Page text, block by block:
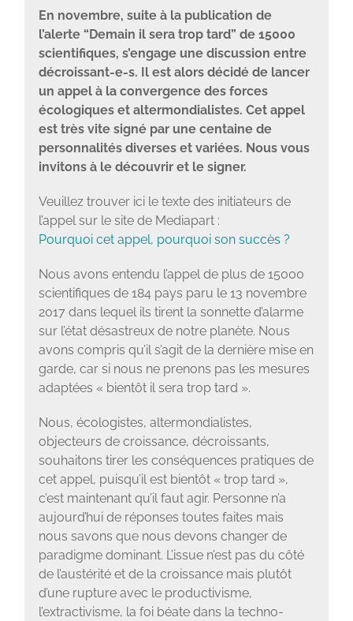
En novembre, suite à la publication de
l’alerte “Demain il sera trop tard” de 15000
scientifiques, s’engage une discussion entre
décroissant-e-s. Il est alors décidé de lancer
un appel à la convergence des forces
écologiques et altermondialistes. Cet appel
est très vite signé par une centaine de
personnalités diverses et variées. Nous vous
invitons à le découvrir et le signer.
Veuillez trouver ici le texte des initiateurs de
l’appel sur le site de Mediapart :
Pourquoi cet appel, pourquoi son succès ?
Nous avons entendu l’appel de plus de 15000
scientifiques de 184 pays paru le 13 novembre
2017 dans lequel ils tirent la sonnette d’alarme
sur l’état désastreux de notre planète. Nous
avons compris qu’il s’agit de la dernière mise en
garde, car si nous ne prenons pas les mesures
adaptées « bientôt il sera trop tard ».
Nous, écologistes, altermondialistes,
objecteurs de croissance, décroissants,
souhaitons tirer les conséquences pratiques de
cet appel, puisqu’il est bientôt « trop tard »,
c’est maintenant qu’il faut agir. Personne n’a
aujourd’hui de réponses toutes faites mais
nous savons que nous devons changer de
paradigme dominant. L’issue n’est pas du côté
de l’austérité et de la croissance mais plutôt
d’une rupture avec le productivisme,
l’extractivisme, la foi béate dans la techno-